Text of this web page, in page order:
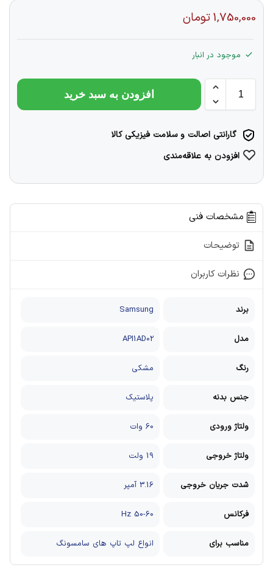
1,750,000تومان
موجود در انبار
افزودن به سبد خرید
گارانتی اصالت و سلامت فیزیکی کالا
افزودن به علاقه‌مندی
مشخصات فنی
توضیحات
نظرات کاربران
برند Samsung
مدل API1AD02
رنگ مشکی
جنس بدنه پلاستیک
ولتاژ ورودی 60 وات
ولتاژ خروجی 19 ولت
شدت جریان خروجی 3.16 آمپر
فرکانس 50-60 Hz
مناسب برای انواع لپ تاپ های سامسونگ